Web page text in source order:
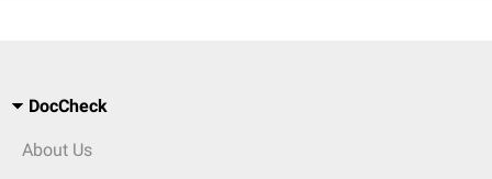
DocCheck
About Us